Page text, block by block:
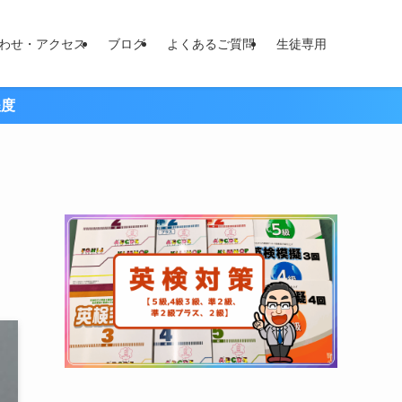
せ・アクセス ブログ よくあるご質問 生徒専用